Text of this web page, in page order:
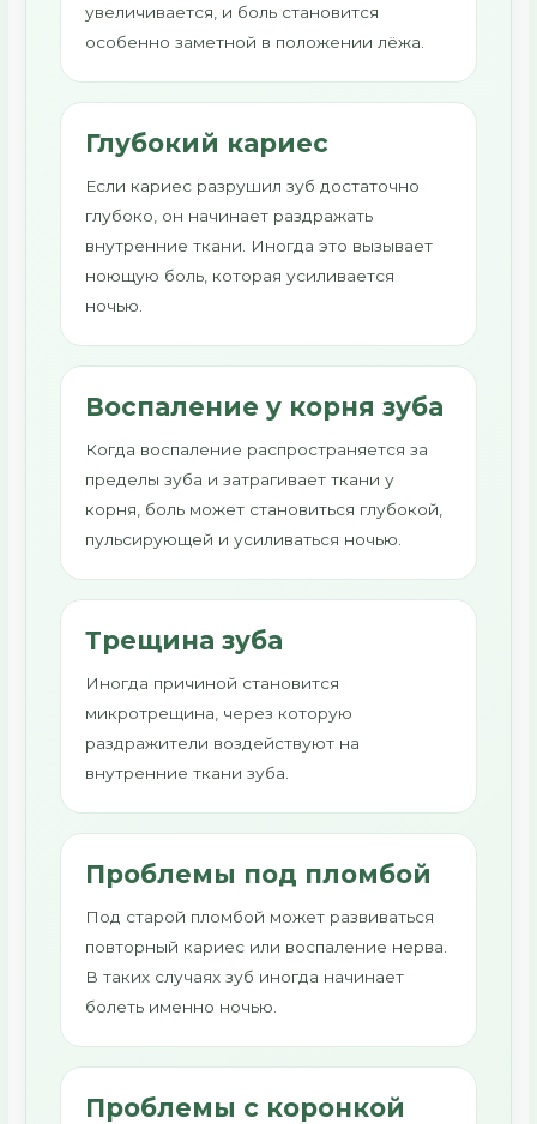
увеличивается, и боль становится
особенно заметной в положении лёжа.
Глубокий кариес
Если кариес разрушил зуб достаточно
глубоко, он начинает раздражать
внутренние ткани. Иногда это вызывает
ноющую боль, которая усиливается
ночью.
Воспаление у корня зуба
Когда воспаление распространяется за
пределы зуба и затрагивает ткани у
корня, боль может становиться глубокой,
пульсирующей и усиливаться ночью.
Трещина зуба
Иногда причиной становится
микротрещина, через которую
раздражители воздействуют на
внутренние ткани зуба.
Проблемы под пломбой
Под старой пломбой может развиваться
повторный кариес или воспаление нерва.
В таких случаях зуб иногда начинает
болеть именно ночью.
Проблемы с коронкой